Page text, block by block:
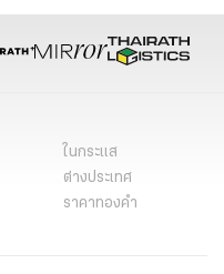
ในกระแส
ต่างประเทศ
ราคาทองคำ